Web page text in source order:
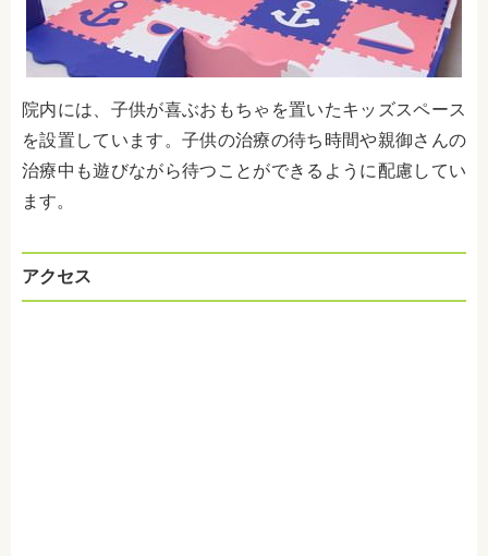
院内には、子供が喜ぶおもちゃを置いたキッズスペース
を設置しています。子供の治療の待ち時間や親御さんの
治療中も遊びながら待つことができるように配慮してい
ます。
アクセス